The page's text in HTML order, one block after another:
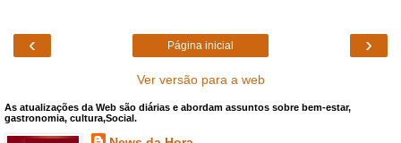
‹ ›
Página inicial
Ver versão para a web
As atualizações da Web são diárias e abordam assuntos sobre bem-estar,
gastronomia, cultura,Social.